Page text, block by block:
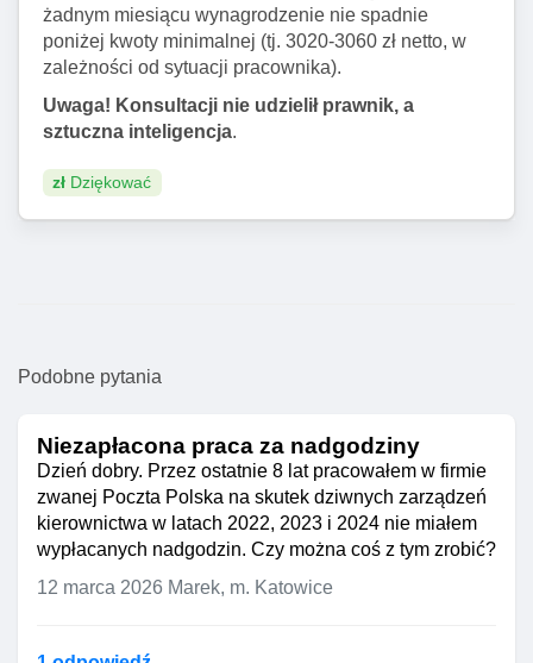
żadnym miesiącu wynagrodzenie nie spadnie
poniżej kwoty minimalnej (tj. 3020-3060 zł netto, w
zależności od sytuacji pracownika).
Uwaga! Konsultacji nie udzielił prawnik, a
sztuczna inteligencja.
zł Dziękować
Podobne pytania
Niezapłacona praca za nadgodziny
Dzień dobry. Przez ostatnie 8 lat pracowałem w firmie
zwanej Poczta Polska na skutek dziwnych zarządzeń
kierownictwa w latach 2022, 2023 i 2024 nie miałem
wypłacanych nadgodzin. Czy można coś z tym zrobić?
12 marca 2026 Marek, m. Katowice